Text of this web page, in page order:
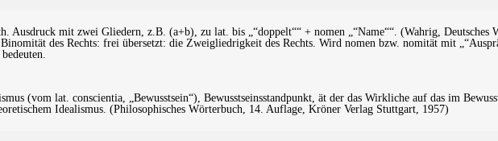
Ausdruck mit zwei Gliedern, z.B. (a+b), zu lat. bis „“doppelt““ + nomen „“Name““. (Wahrig,
des Rechts: frei übersetzt: die Zweigliedrigkeit des Rechts. Wird nomen bzw. nomität mit
(vom lat. conscientia, „Bewusstsein“), Bewusstseinsstandpunkt, ät der das Wirkliche auf das im
Idealismus. (Philosophisches Wörterbuch, 14. Auflage, Kröner Verlag Stuttgart, 1957)